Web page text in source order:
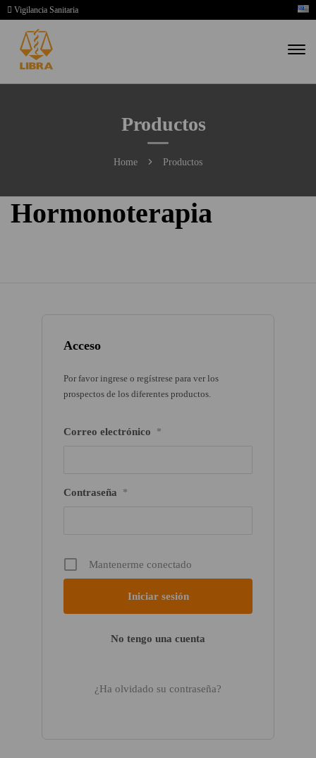
Vigilancia Sanitaria
Productos
Home Productos
Acceso
Por favor ingrese o regístrese para ver los
prospectos de los diferentes productos.
Correo electrónico *
Contraseña *
Mantenerme conectado
No tengo una cuenta
¿Ha olvidado su contraseña?
Hormonoterapia